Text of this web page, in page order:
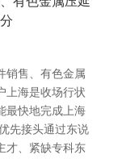
销售、有色金属
上海是收场行状
最快地完成上海
先接头通过东说
才、紧缺专科东